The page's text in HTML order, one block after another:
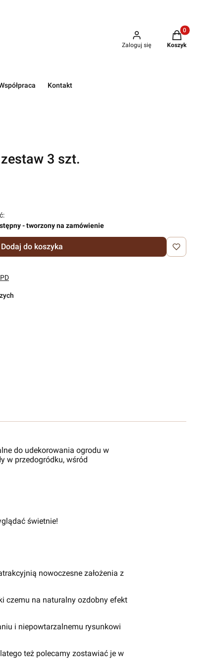
Zaloguj się
Produkty w
Koszyk
Kontakt
3 szt.
- tworzony na zamówienie
Dodaj do koszyka
do udekorowania ogrodu w
w przedogródku, wśród
świetnie!
nowoczesne założenia z
czemu na naturalny ozdobny efekt
i niepowtarzalnemu rysunkowi
też polecamy zostawiać je w